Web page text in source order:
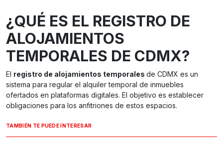
¿QUÉ ES EL REGISTRO DE
ALOJAMIENTOS
TEMPORALES DE CDMX?
El registro de alojamientos temporales de CDMX es un
sistema para regular el alquiler temporal de inmuebles
ofertados en plataformas digitales. El objetivo es establecer
obligaciones para los anfitriones de estos espacios.
TAMBIÉN TE PUEDE INTERESAR